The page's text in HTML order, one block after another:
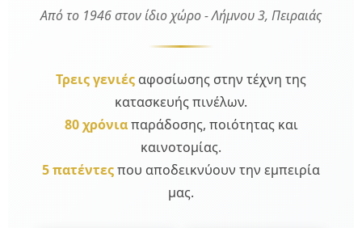
Από το 1946 στον ίδιο χώρο - Λήμνου 3, Πειραιάς
Τρεις γενιές αφοσίωσης στην τέχνη της
κατασκευής πινέλων.
80 χρόνιαπαράδοσης, ποιότητας και
καινοτομίας.
5 πατέντεςπου αποδεικνύουν την εμπειρία
μας.